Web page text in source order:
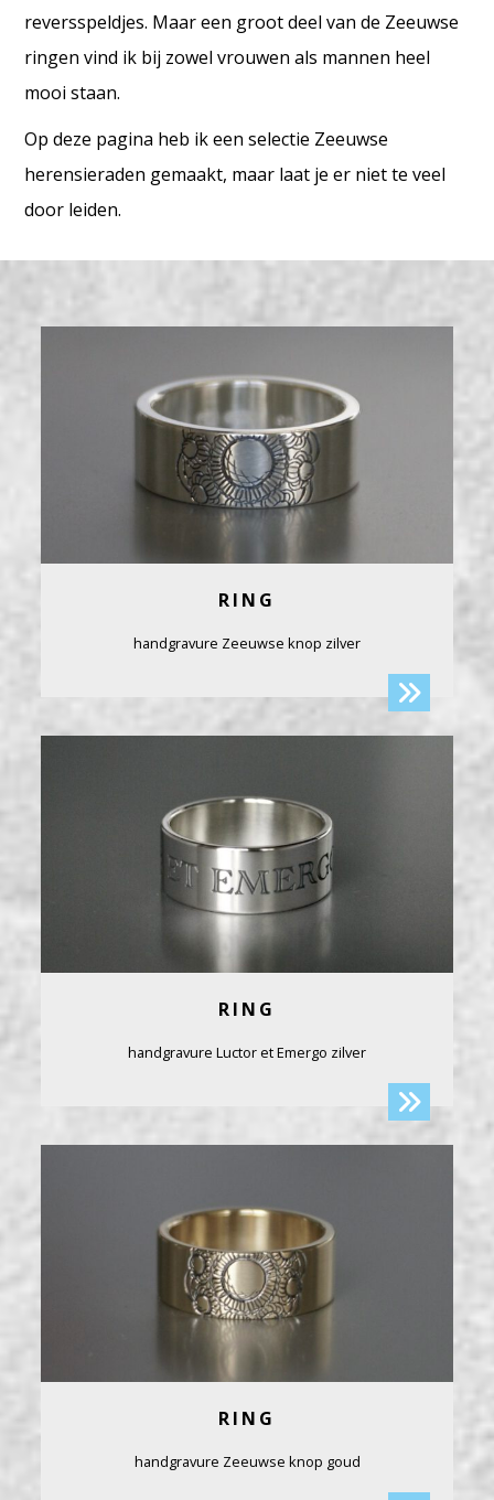
reversspeldjes. Maar een groot deel van de Zeeuwse
ringen vind ik bij zowel vrouwen als mannen heel
mooi staan.
Op deze pagina heb ik een selectie Zeeuwse
herensieraden gemaakt, maar laat je er niet te veel
door leiden.
RING
handgravure Zeeuwse knop zilver
RING
handgravure Luctor et Emergo zilver
RING
handgravure Zeeuwse knop goud